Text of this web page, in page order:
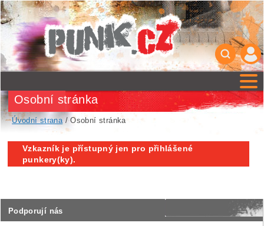
Podporují nás
Osobní stránka
Úvodní strana/ Osobní stránka
Vzkazník je přístupný jen pro přihlášené
punkery(ky).